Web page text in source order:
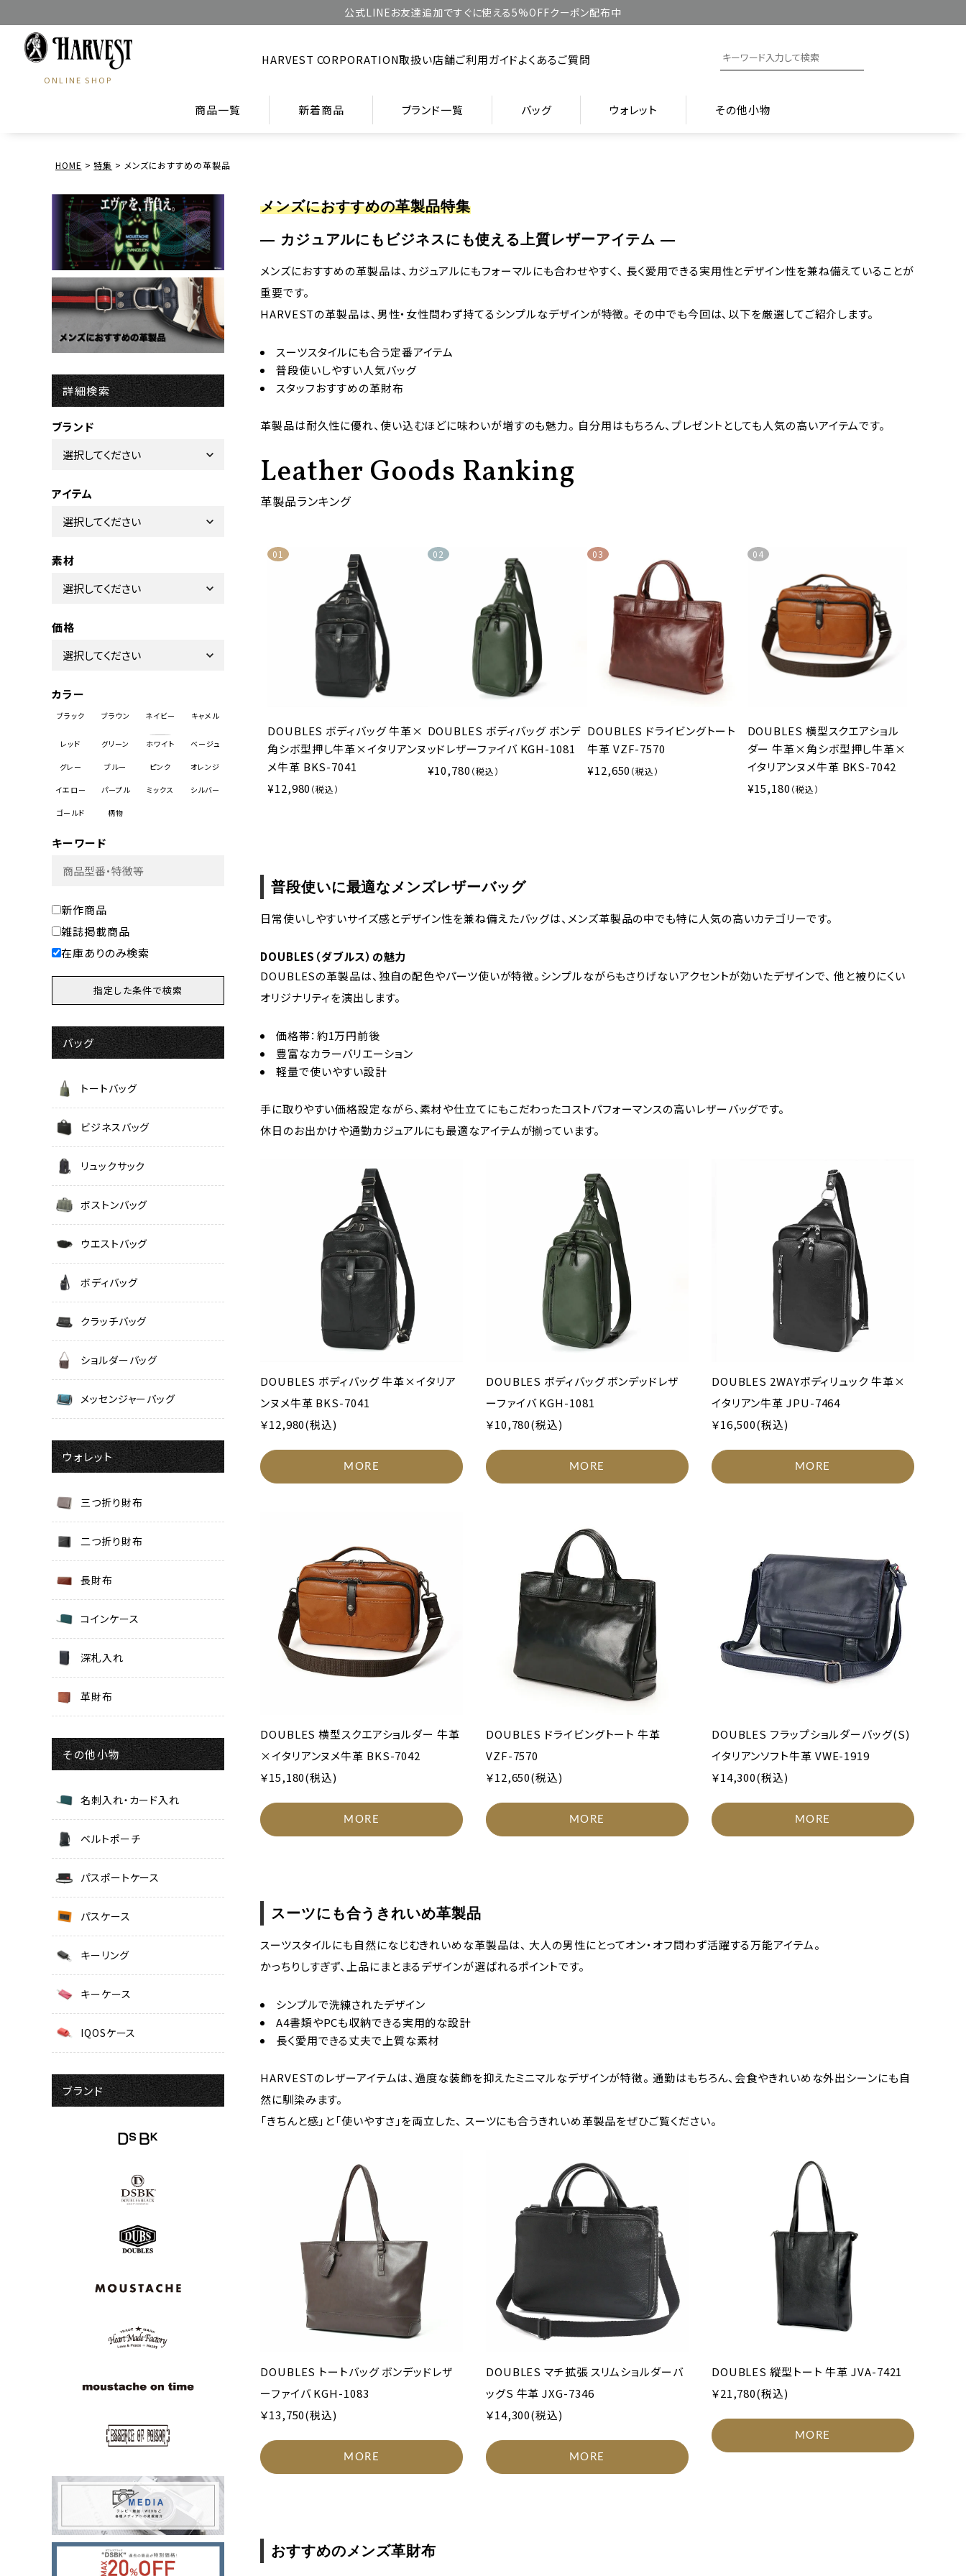
公式LINEお友達追加ですぐに使える5%OFFクーポン配布中
ONLINE SHOP
HARVEST CORPORATION取扱い店舗ご利用ガイドよくあるご質問
商品一覧 新着商品 ブランド一覧 バッグ ウォレット その他小物
HOME 特集 メンズにおすすめの革製品
詳細検索
ブランド
アイテム
素材
価格
カラー
キーワード
新作商品
雑誌掲載商品
在庫ありのみ検索
バッグ
トートバッグ
ビジネスバッグ
リュックサック
ボストンバッグ
ウエストバッグ
ボディバッグ
クラッチバッグ
ショルダーバッグ
メッセンジャーバッグ
ウォレット
三つ折り財布
二つ折り財布
長財布
コインケース
深札入れ
革財布
その他小物
名刺入れ・カード入れ
ベルトポーチ
パスポートケース
パスケース
キーリング
キーケース
IQOSケース
ブランド
メンズにおすすめの革製品特集
― カジュアルにもビジネスにも使える上質レザーアイテム ―
メンズにおすすめの革製品は、カジュアルにもフォーマルにも合わせやすく、 長く愛用できる実用性とデザイン性を兼ね備えていることが
重要です。
HARVESTの革製品は、男性・女性問わず持てるシンプルなデザインが特徴。 その中でも今回は、以下を厳選してご紹介します。
スーツスタイルにも合う定番アイテム
普段使いしやすい人気バッグ
スタッフおすすめの革財布
革製品は耐久性に優れ、使い込むほどに味わいが増すのも魅力。 自分用はもちろん、プレゼントとしても人気の高いアイテムです。
Leather Goods Ranking
革製品ランキング
DOUBLES ボディバッグ 牛革×
角シボ型押し牛革×イタリアンヌ
メ牛革 BKS-7041
12,980
DOUBLES ボディバッグ ボンデ
ッドレザーファイバ KGH-1081
10,780
DOUBLES ドライビングトート
牛革 VZF-7570
12,650
DOUBLES 横型スクエアショル
ダー 牛革×角シボ型押し牛革×
イタリアンヌメ牛革 BKS-7042
15,180
普段使いに最適なメンズレザーバッグ
日常使いしやすいサイズ感とデザイン性を兼ね備えたバッグは、メンズ革製品の中でも特に人気の高いカテゴリーです。
DOUBLES（ダブルス）の魅力
DOUBLESの革製品は、独自の配色やパーツ使いが特徴。シンプルながらもさりげないアクセントが効いたデザインで、 他と被りにくい
オリジナリティを演出します。
価格帯：約1万円前後
豊富なカラーバリエーション
軽量で使いやすい設計
手に取りやすい価格設定ながら、素材や仕立てにもこだわったコストパフォーマンスの高いレザーバッグです。
休日のお出かけや通勤カジュアルにも最適なアイテムが揃っています。
DOUBLES ボディバッグ 牛革×イタリア
ンヌメ牛革 BKS-7041
￥12,980(税込)
MORE
DOUBLES ボディバッグ ボンデッドレザ
ーファイバ KGH-1081
￥10,780(税込)
MORE
DOUBLES 2WAYボディリュック 牛革×
イタリアン牛革 JPU-7464
￥16,500(税込)
MORE
DOUBLES 横型スクエアショルダー 牛革
×イタリアンヌメ牛革 BKS-7042
￥15,180(税込)
MORE
DOUBLES ドライビングトート 牛革
VZF-7570
￥12,650(税込)
MORE
DOUBLES フラップショルダーバッグ(S)
イタリアンソフト牛革 VWE-1919
￥14,300(税込)
MORE
スーツにも合うきれいめ革製品
スーツスタイルにも自然になじむきれいめな革製品は、 大人の男性にとってオン・オフ問わず活躍する万能アイテム。
かっちりしすぎず、上品にまとまるデザインが選ばれるポイントです。
シンプルで洗練されたデザイン
A4書類やPCも収納できる実用的な設計
長く愛用できる丈夫で上質な素材
HARVESTのレザーアイテムは、過度な装飾を抑えたミニマルなデザインが特徴。 通勤はもちろん、会食やきれいめな外出シーンにも自
然に馴染みます。
「きちんと感」と「使いやすさ」を両立した、 スーツにも合うきれいめ革製品をぜひご覧ください。
DOUBLES トートバッグ ボンデッドレザ
ーファイバ KGH-1083
￥13,750(税込)
MORE
DOUBLES マチ拡張 スリムショルダーバ
ッグS 牛革 JXG-7346
￥14,300(税込)
MORE
DOUBLES 縦型トート 牛革 JVA-7421
￥21,780(税込)
MORE
おすすめのメンズ革財布